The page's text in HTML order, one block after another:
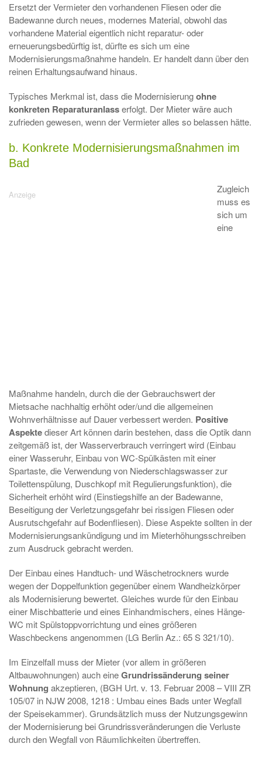
Ersetzt der Vermieter den vorhandenen Fliesen oder die
Badewanne durch neues, modernes Material, obwohl das
vorhandene Material eigentlich nicht reparatur- oder
erneuerungsbedürftig ist, dürfte es sich um eine
Modernisierungsmaßnahme handeln. Er handelt dann über den
reinen Erhaltungsaufwand hinaus.
Typisches Merkmal ist, dass die Modernisierungohne
konkreten Reparaturanlasserfolgt. Der Mieter wäre auch
zufrieden gewesen, wenn der Vermieter alles so belassen hätte.
b. Konkrete Modernisierungsmaßnahmen im
Bad
Zugleich
muss es
sich um
eine
Maßnahme handeln, durch die der Gebrauchswert der
Mietsache nachhaltig erhöht oder/und die allgemeinen
Wohnverhältnisse auf Dauer verbessert werden. Positive
Aspektedieser Art können darin bestehen, dass die Optik dann
zeitgemäß ist, der Wasserverbrauch verringert wird (Einbau
einer Wasseruhr, Einbau von WC-Spülkästen mit einer
Spartaste, die Verwendung von Niederschlagswasser zur
Toilettenspülung, Duschkopf mit Regulierungsfunktion), die
Sicherheit erhöht wird (Einstiegshilfe an der Badewanne,
Beseitigung der Verletzungsgefahr bei rissigen Fliesen oder
Ausrutschgefahr auf Bodenfliesen). Diese Aspekte sollten in der
Modernisierungsankündigung und im Mieterhöhungsschreiben
zum Ausdruck gebracht werden.
Der Einbau eines Handtuch- und Wäschetrockners wurde
wegen der Doppelfunktion gegenüber einem Wandheizkörper
als Modernisierung bewertet. Gleiches wurde für den Einbau
einer Mischbatterie und eines Einhandmischers, eines Hänge-
WC mit Spülstoppvorrichtung und eines größeren
Waschbeckens angenommen (LG Berlin Az.: 65 S 321/10).
Im Einzelfall muss der Mieter (vor allem in größeren
Altbauwohnungen) auch eineGrundrissänderung seiner
Wohnung akzeptieren, (BGH Urt. v. 13. Februar 2008 – VIII ZR
105/07 in NJW 2008, 1218 : Umbau eines Bads unter Wegfall
der Speisekammer). Grundsätzlich muss der Nutzungsgewinn
der Modernisierung bei Grundrissveränderungen die Verluste
durch den Wegfall von Räumlichkeiten übertreffen.